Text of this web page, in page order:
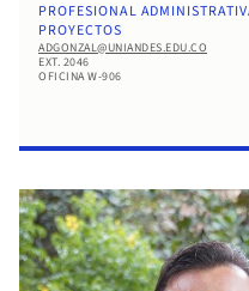
PROFESIONAL
PROYECTOS
ADGONZAL@UNIANDES.EDU.CO
EXT. 2046
OFICINA W-906